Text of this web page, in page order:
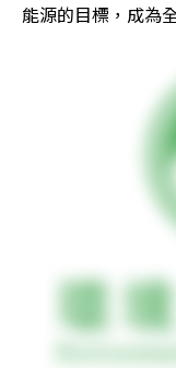
能源的目標，成為